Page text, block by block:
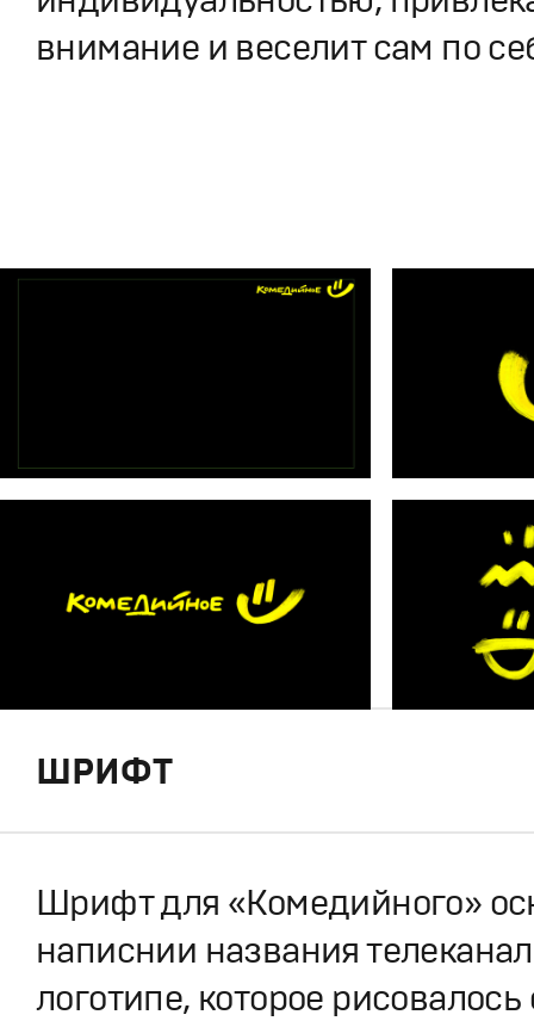
внимание и веселит сам по
ШРИФТ
Шрифт для «Комедийного»
написнии названия
логотипе, которое рисовалось